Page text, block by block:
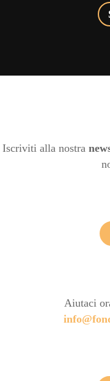
Iscriviti alla nostra
Aiutaci